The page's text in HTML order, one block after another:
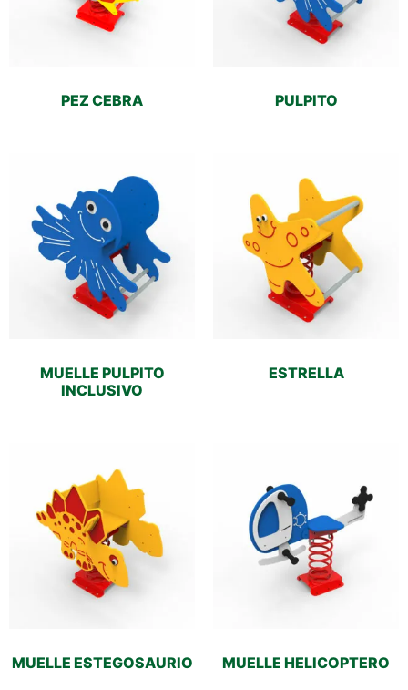
PEZ CEBRA PULPITO
MUELLE PULPITO
INCLUSIVO
ESTRELLA
MUELLE ESTEGOSAURIO MUELLE HELICOPTERO